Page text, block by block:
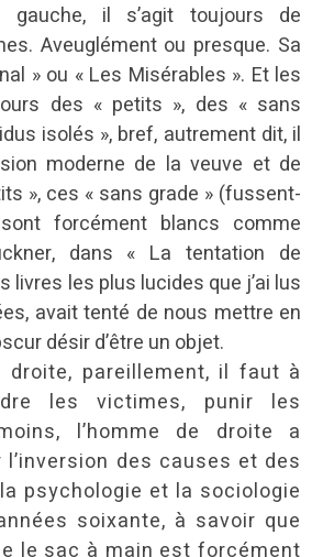
gauche, il s’agit toujours de
Aveuglément ou presque. Sa
» ou « Les Misérables ». Et les
des « petits », des « sans
isolés », bref, autrement dit, il
moderne de la veuve et de
», ces « sans grade » (fussent-
forcément blancs comme
dans « La tentation de
livres les plus lucides que j’ai lus
avait tenté de nous mettre en
désir d’être un objet.
droite, pareillement, il faut à
les victimes, punir les
l’homme de droite a
des causes et des
psychologie et la sociologie
soixante, à savoir que
le sac à main est forcément